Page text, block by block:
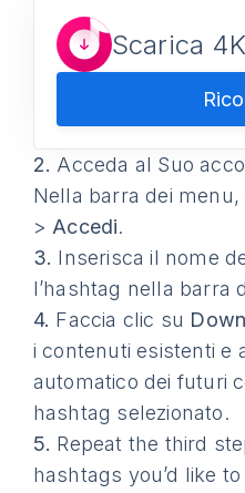
Scarica
2. Acceda al Suo
Nella barra dei
> Accedi.
3. Inserisca il nome
l’hashtag nella barra
4. Faccia clic su
i contenuti esistenti e
automatico dei futuri
hashtag selezionato.
5. Repeat the third
hashtags you’d like